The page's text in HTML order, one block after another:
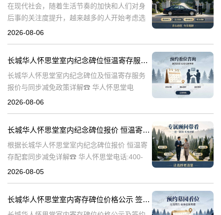
在现代社会，随着生活节奏的加快和人们对身
后事的关注度提升，越来越多的人开始考虑选
择合适的纪念方式来表达对逝者的哀思和怀
包
2026-08-06
长城华人怀思堂室内纪念碑位恒温寄存服务报价及同步减免政策详解
长城华人怀思堂室内纪念碑位及恒温寄存服务
报价与同步减免政策详解☎ 华人怀思堂电
话:400-838-5063一、引言随着社会观念的进
2026-08-06
长城华人怀思堂室内纪念碑位报价 恒温寄存配套同步减免详解
根据长城华人怀思堂室内纪念碑位报价 恒温寄
存配套同步减免详解☎ 华人怀思堂电话:400-
838-5063在现代社会，随着生活节奏的加快和
2026-08-05
长城华人怀思堂室内寄存碑位价格公示 签约立减配套礼包详解